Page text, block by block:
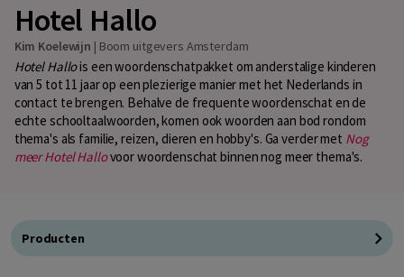
Hotel Hallo
Kim Koelewijn | Boom uitgevers Amsterdam
Hotel Hallois een woordenschatpakket om anderstalige kinderen
van 5 tot 11 jaar op een plezierige manier met het Nederlands in
contact te brengen. Behalve de frequente woordenschat en de
echte schooltaalwoorden, komen ook woorden aan bod rondom
thema's als familie, reizen, dieren en hobby's. Ga verder met Nog
meer Hotel Hallovoor woordenschat binnen nog meer thema's.
Producten